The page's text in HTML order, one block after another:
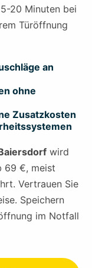
20 Minuten bei
Türöffnung
an
ohne
Zusatzkosten
wird
69 €, meist
Vertrauen Sie
Speichern
im Notfall